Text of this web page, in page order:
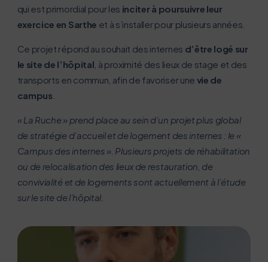
qui est primordial pour les inciter à poursuivre leur
exercice en Sarthe et à s’installer pour plusieurs années.
Ce projet répond au souhait des internes d’être logé sur
le site de l’hôpital , à proximité des lieux de stage et des
transports en commun, afin de favoriser une vie de
campus.
« La Ruche » prend place au sein d’un projet plus global
de stratégie d’accueil et de logement des internes : le «
Campus des internes ». Plusieurs projets de réhabilitation
ou de relocalisation des lieux de restauration, de
convivialité et de logements sont actuellement à l’étude
sur le site de l’hôpital.